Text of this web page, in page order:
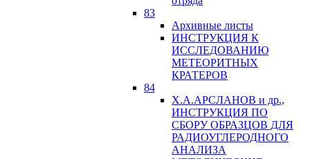
83
Архивные листы
ИНСТРУКЦИЯ К
ИССЛЕДОВАНИЮ
МЕТЕОРИТНЫХ
КРАТЕРОВ
84
Х.А.АРСЛАНОВ и др.,
ИНСТРУКЦИЯ ПО
СБОРУ ОБРАЗЦОВ ДЛЯ
РАДИОУГЛЕРОДНОГО
АНАЛИЗА